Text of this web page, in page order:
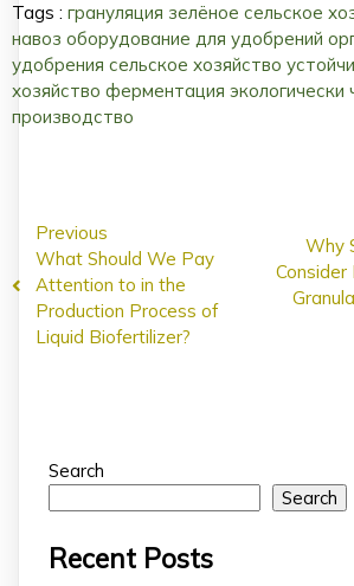
Tags : грануляция зелёное сельское
навоз оборудование для удобрений
удобрения сельское хозяйство
хозяйство ферментация экологически
производство
Previous
What Should We Pay
Attention to in the
Production Process of
Liquid Biofertilizer?
Why
Consider
Search
Search
Recent Posts